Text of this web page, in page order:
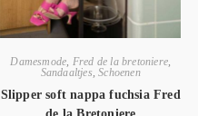
Damesmode Fred de la bretoniere,
Sandaaltjes ,Schoenen
Slipper soft nappa fuchsia Fred